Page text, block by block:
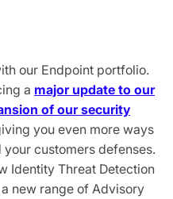
our Endpoint portfolio.
a major update to our
of our security
you even more ways
customers defenses.
Identity Threat Detection
new range of Advisory